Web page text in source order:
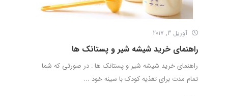
آوریل 3, 2017
راهنمای خرید شیشه شیر و پستانک ها
راهنمای خرید شیشه شیر و پستانک ها : در صورتی که شما
تمام مدت برای تغذیه کودک با سینه خود ...